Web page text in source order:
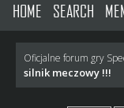
HOME SEARCH
Oficjalne forum gry
silnik meczowy !!!